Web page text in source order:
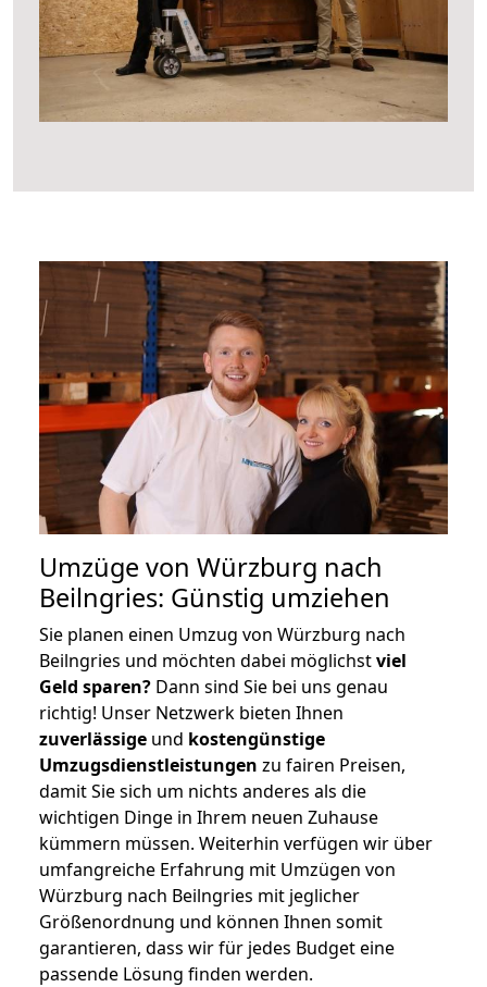
Umzüge von Würzburg nach
Beilngries: Günstig umziehen
Sie planen einen Umzug von Würzburg nach
Beilngries und möchten dabei möglichstviel
Geld sparen? Dann sind Sie bei uns genau
richtig! Unser Netzwerk bieten Ihnen
zuverlässige und kostengünstige
Umzugsdienstleistungen zu fairen Preisen,
damit Sie sich um nichts anderes als die
wichtigen Dinge in Ihrem neuen Zuhause
kümmern müssen. Weiterhin verfügen wir über
umfangreiche Erfahrung mit Umzügen von
Würzburg nach Beilngries mit jeglicher
Größenordnung und können Ihnen somit
garantieren, dass wir für jedes Budget eine
passende Lösung finden werden.